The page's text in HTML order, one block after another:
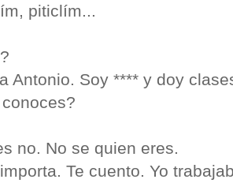
piticlím...
Antonio. Soy **** y doy
no. No se quien eres.
importa. Te cuento. Yo